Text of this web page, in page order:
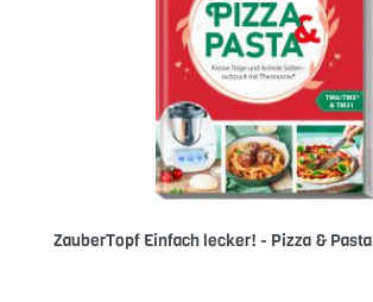
ZauberTopf Einfach lecker! - Pizza & Pasta